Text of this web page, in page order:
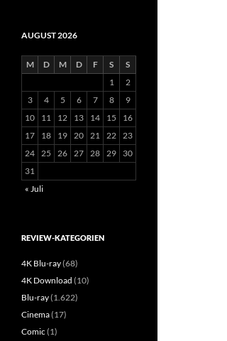
AUGUST 2026
M D M D F S
S
1
2
3
4 5 6 7 8
9
10
11 12 13 14 15
16
17
18 19 20 21 22 23
24 25 26 27 28 29
30
31
« Juli
REVIEW-KATEGORIEN
4K Blu-ray(68)
4K Download (10)
Blu-ray(1.622)
Cinema(17)
Comic (1)